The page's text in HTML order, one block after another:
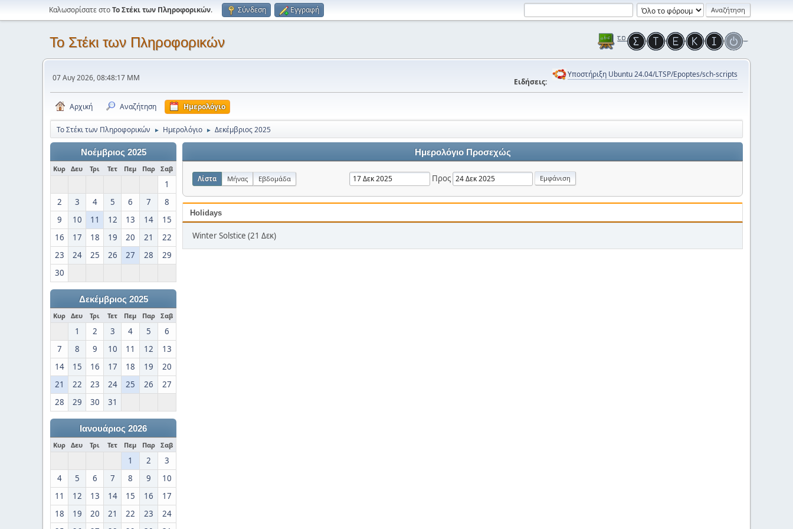
Καλωσορίσατε στοΤο Στέκι των Πληροφορικών. Σύνδεση Εγγραφή
Το Στέκι των Πληροφορικών
07 Αυγ 2026, 08:48:17 ΜΜ Ειδήσεις:
Υποστήριξη Ubuntu 24.04/LTSP/Epoptes/sch-scripts
Αρχική Αναζήτηση Ημερολόγιο
Το Στέκι των Πληροφορικών ► Ημερολόγιο ► Δεκέμβριος 2025
Νοέμβριος 2025
Κυρ Δευ Τρι Τετ Πεμ Παρ Σαβ
1
2
3 4 5 6 7
8
9
10 11 12 13 14
15
16
17 18 19 20 21
22
23
24 25 26 27 28
29
30
Δεκέμβριος 2025
Κυρ Δευ Τρι Τετ Πεμ Παρ Σαβ
1 2 3 4 5
6
7
8 9 10 11 12
13
14
15 16 17 18 19
20
21
22 23 24 25 26
27
28
29 30 31
Ιανουάριος 2026
Κυρ Δευ Τρι Τετ Πεμ Παρ Σαβ
1 2
3
4
5 6 7 8 9
10
11
12 13 14 15 16
17
18
19 20 21 22 23
24
Ημερολόγιο Προσεχώς
Λίστα Μήνας Εβδομάδα Προς
Holidays
Winter Solstice (21 Δεκ)